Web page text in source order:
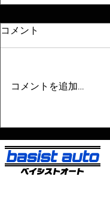
コメント
コメントを追加…